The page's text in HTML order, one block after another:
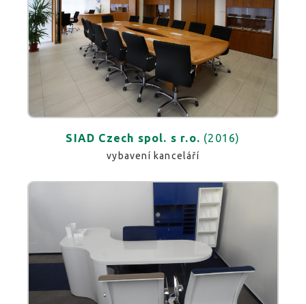
SIAD Czech spol. s r.o. (2016)
vybavení kanceláří